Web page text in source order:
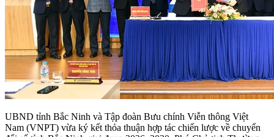
UBND tỉnh Bắc Ninh và Tập đoàn Bưu chính Viễn thông Việt
Nam (VNPT) vừa ký kết thỏa thuận hợp tác chiến lược về chuyển